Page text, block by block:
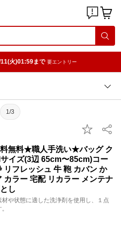
火)01:59まで 要エントリー
1/3
無料★職人手洗い★バッグ ク
イズ(3辺 65cm〜85cm)コー
リフレッシュ 牛 鞄 カバン か
カラー 宅配 リカラー メンテナ
し
や状態に適した洗浄剤を使用し、１点